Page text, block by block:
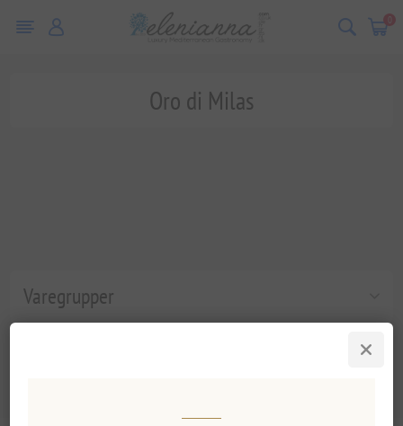
0
Varegrupper
Oro di Milas